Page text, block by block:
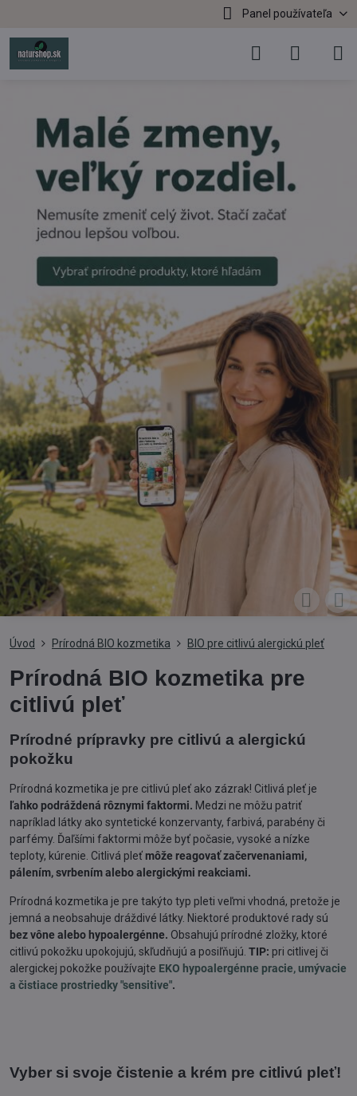
Panel používateľa
Úvod Prírodná BIO kozmetika BIO pre citlivú alergickú pleť
Prírodná BIO kozmetika pre
citlivú pleť
Prírodné prípravky pre citlivú a alergickú
pokožku
Prírodná kozmetika je pre citlivú pleť ako zázrak! Citlivá pleť je
ľahko podráždená rôznymi faktormi. Medzi ne môžu patriť
napríklad látky ako syntetické konzervanty, farbivá, parabény či
parfémy. Ďaľšími faktormi môže byť počasie, vysoké a nízke
teploty, kúrenie. Citlivá pleťmôže reagovať začervenaniami,
pálením, svrbením alebo alergickými reakciami.
Prírodná kozmetika je pre takýto typ pleti veľmi vhodná, pretože je
jemná a neobsahuje dráždivé látky. Niektoré produktové rady sú
bez vône alebo hypoalergénne. Obsahujú prírodné zložky, ktoré
citlivú pokožku upokojujú, skľudňujú a posiľňujú. TIP: pri citlivej či
alergickej pokožke používajte EKO hypoalergénne pracie, umývacie
a čistiace prostriedky "sensitive".
Vyber si svoje čistenie a krém pre citlivú pleť!